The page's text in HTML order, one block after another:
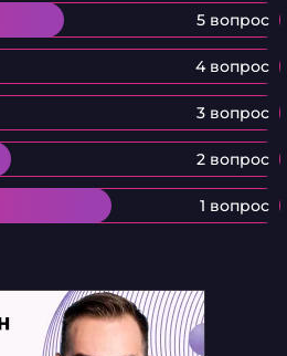
5 вопрос
4 вопрос
3 вопрос
2 вопрос
1 вопрос